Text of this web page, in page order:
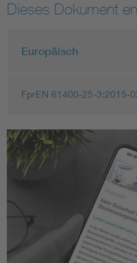
Dieses Dokument
Europäisch
FprEN 61400-25-3:2015-